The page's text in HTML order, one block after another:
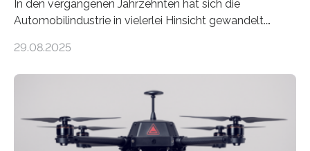
In den vergangenen Jahrzehnten hat sich die
Automobilindustrie in vielerlei Hinsicht gewandelt.
hat Aluminium aufgrund seiner Leichtigkeit und
auch grundlegende Fragen betreffend Nachhaltigkeit
und Ressourcennutzung auf. Insbesondere die
29.08.2025